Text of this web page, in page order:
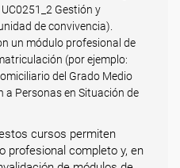
Gestión y
de convivencia).
un módulo profesional de
(por ejemplo:
del Grado Medio
a Personas en Situación de
cursos permiten
profesional completo y, en